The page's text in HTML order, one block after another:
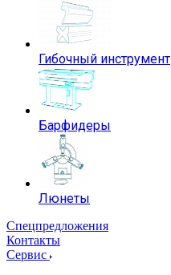
Гибочный инструмент
Барфидеры
Люнеты
Спецпредложения
Контакты
Сервис